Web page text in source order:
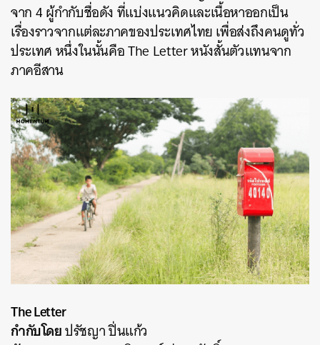
จาก 4 ผู้กำกับชื่อดัง ที่แบ่งแนวคิดและเนื้อหาออกเป็น
เรื่องราวจากแต่ละภาคของประเทศไทย เพื่อส่งถึงคนดูทั่ว
ประเทศ หนึ่งในนั้นคือ The Letter หนังสั้นตัวแทนจาก
ภาคอีสาน
The Letter
กำกับโดยปรัชญา ปิ่นแก้ว